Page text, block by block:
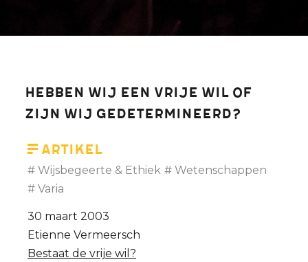
Hebben wij een vrije wil of
zijn wij gedetermineerd?
Artikel
Wijsbegeerte & Ethiek
Wetenschappen
Varia
30 maart 2003
Etienne Vermeersch
Bestaat de vrije wil?